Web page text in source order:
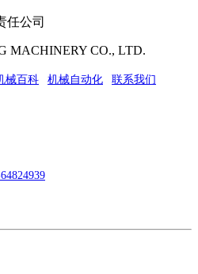
任公司
MACHINERY CO., LTD.
械百科 机械自动化 联系我们